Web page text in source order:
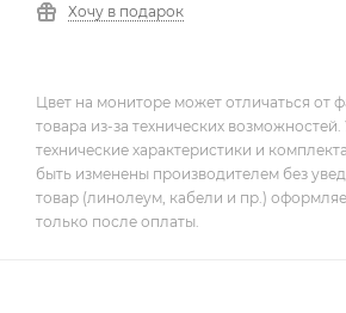
Хочу в подарок
Цвет на мониторе может отличаться от
товара из-за технических возможностей.
технические характеристики и
быть изменены производителем без
товар (линолеум, кабели и пр.)
только после оплаты.